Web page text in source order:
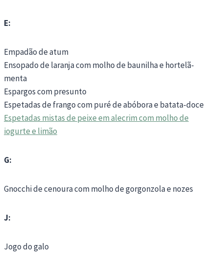
E:
Empadão de atum
Ensopado de laranja com molho de baunilha e hortelã-
menta
Espargos com presunto
Espetadas de frango com puré de abóbora e batata-doce
Espetadas mistas de peixe em alecrim com molho de
iogurte e limão
G:
Gnocchi de cenoura com molho de gorgonzola e nozes
J:
Jogo do galo